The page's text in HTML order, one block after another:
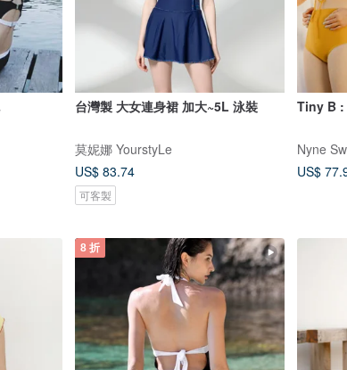
台灣製 大女連身裙 加大~5L 泳裝
莫妮娜 YourstyLe
US$ 83.74
可客製
Tiny B :
Nyne
US$
8 折